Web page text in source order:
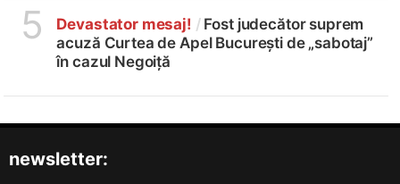
5 Devastator mesaj! / Fost judecător suprem
acuză Curtea de Apel București de „sabotaj”
în cazul Negoiță
newsletter: